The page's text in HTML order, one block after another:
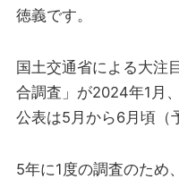
徳義です。
国土交通省による大注
合調査」が2024年1月
公表は5月から6月頃（
5年に1度の調査のため